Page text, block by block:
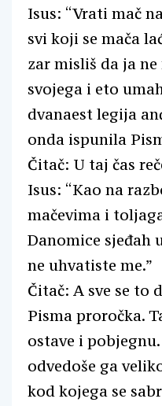
Isus: “Vrati mač
svi koji se mača
zar misliš da ja
svojega i eto
dvanaest legija
onda ispunila
Čitač: U taj čas
Isus: “Kao na
mačevima i
Danomice sjeđah
ne uhvatiste me.”
Čitač: A sve se to
Pisma proročka.
ostave i
odvedoše ga
kod kojega se